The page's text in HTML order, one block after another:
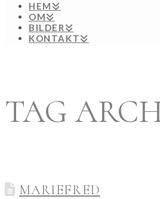
HEM
OM
BILDER
KONTAKT
TAG
MARIEFRED